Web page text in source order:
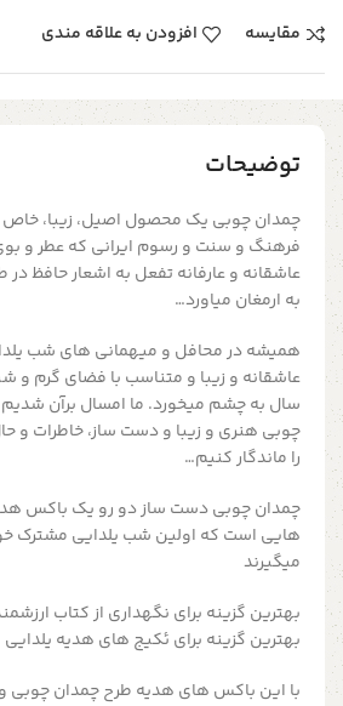
مقایسه افزودن به علاقه مندی
توضیحات
چمدان چوبی یک محصول اصیل، زیبا، خاص
فرهنگ و سنت و رسوم ایرانی که عطر و
عاشقانه و عارفانه تفعل به اشعار حافظ
به ارمغان میاورد…
همیشه در محافل و میهمانی های شب
عاشقانه و زیبا و متناسب با فضای گرم و
سال به چشم میخورد. ما امسال برآن شدیم
چوبی هنری و زیبا و دست ساز، خاطرات و
را ماندگار کنیم…
چمدان چوبی دست ساز دو رو یک باکس
هایی است که اولین شب یلدایی مشترک
میگیرند
بهترین گزینه برای نگهداری از کتاب
بهترین گزینه برای ئکیج های هدیه یلدایی
با این باکس های هدیه طرح چمدان چوبی